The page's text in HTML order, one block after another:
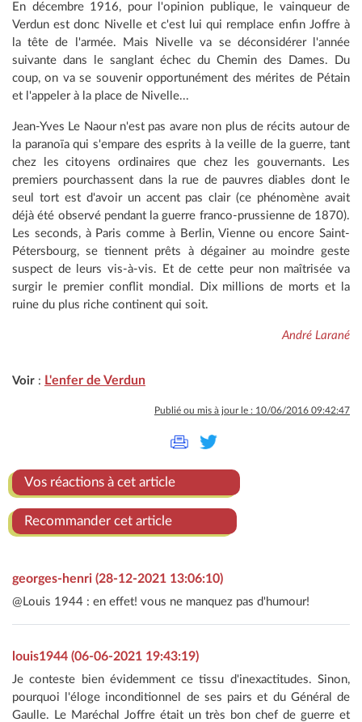
En décembre 1916, pour l'opinion publique, le vainqueur de
Verdun est donc Nivelle et c'est lui qui remplace enfin Joffre à
la tête de l'armée. Mais Nivelle va se déconsidérer l'année
suivante dans le sanglant échec du Chemin des Dames. Du
coup, on va se souvenir opportunément des mérites de Pétain
et l'appeler à la place de Nivelle...
Jean-Yves Le Naour n'est pas avare non plus de récits autour de
la paranoïa qui s'empare des esprits à la veille de la guerre, tant
chez les citoyens ordinaires que chez les gouvernants. Les
premiers pourchassent dans la rue de pauvres diables dont le
seul tort est d'avoir un accent pas clair (ce phénomène avait
déjà été observé pendant la guerre franco-prussienne de 1870).
Les seconds, à Paris comme à Berlin, Vienne ou encore Saint-
Pétersbourg, se tiennent prêts à dégainer au moindre geste
suspect de leurs vis-à-vis. Et de cette peur non maîtrisée va
surgir le premier conflit mondial. Dix millions de morts et la
ruine du plus riche continent qui soit.
André Larané
Voir : L'enfer de Verdun
Publié ou mis à jour le : 10/06/2016 09:42:47
Vos réactions à cet article
Recommander cet article
georges-henri (28-12-2021 13:06:10)
@Louis 1944 : en effet! vous ne manquez pas d'humour!
louis1944 (06-06-2021 19:43:19)
Je conteste bien évidemment ce tissu d'inexactitudes. Sinon,
pourquoi l'éloge inconditionnel de ses pairs et du Général de
Gaulle. Le Maréchal Joffre était un très bon chef de guerre et